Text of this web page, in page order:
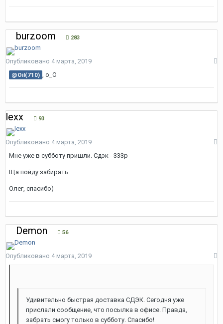
burzoom 283
Опубликовано 4 марта, 2019
@Oil(710) , о_О
lexx 93
Опубликовано 4 марта, 2019
Мне уже в субботу пришли. Сдэк - 333р
Ща пойду забирать.
Олег, спасибо)
Demon 56
Опубликовано 4 марта, 2019
Удивительно быстрая доставка СДЭК. Сегодня уже
прислали сообщение, что посылка в офисе. Правда,
забрать смогу только в субботу. Спасибо!